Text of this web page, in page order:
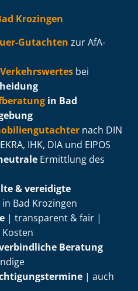
Krozingen
Gutachten zur AfA-
Verkehrswertes bei
in Bad
nach DIN
IHK, DIA und EIPOS
Ermittlung des
& vereidigte
in Bad Krozingen
| transparent & fair |
Beratung
| auch